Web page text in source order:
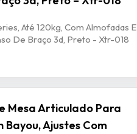
Até 120kg, Com Almofadas E
De Braço 3d, Preto - Xtr-018
Mesa Articulado Para
Bayou, Ajustes Com